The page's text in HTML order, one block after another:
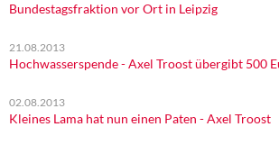
Bundestagsfraktion vor Ort in Leipzig
21.08.2013
Hochwasserspende - Axel Troost übergibt 500
02.08.2013
Kleines Lama hat nun einen Paten - Axel Troost